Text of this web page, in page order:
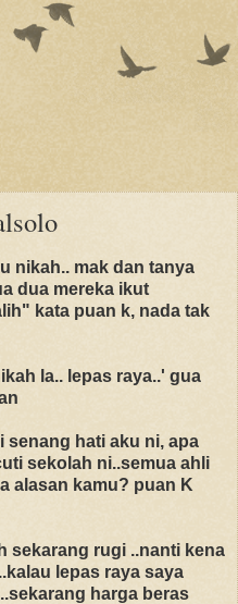
nikah.. mak dan tanya
dua mereka ikut
kata puan k, nada tak
la.. lepas raya..' gua
senang hati aku ni, apa
sekolah ni..semua ahli
alasan kamu? puan K
sekarang rugi ..nanti kena
lepas raya saya
harga beras